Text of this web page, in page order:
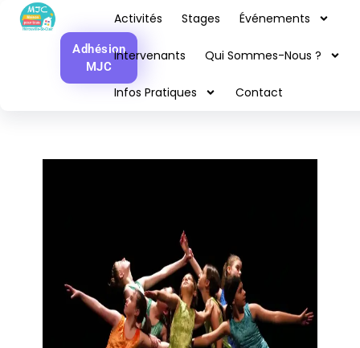
Activités Stages Événements
Intervenants Qui Sommes-Nous ?
Infos Pratiques Contact
Adhésion
MJC
Danse contemporaine et
moderne Pré-ados/ados